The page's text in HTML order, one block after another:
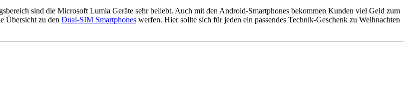
sind die Microsoft Lumia Geräte sehr beliebt. Auch mit den Android-Smartphones bekommen Kunden viel Geld zum
Übersicht zu den Dual-SIM Smartphones werfen. Hier sollte sich für jeden ein passendes Technik-Geschenk zu Weihnachten